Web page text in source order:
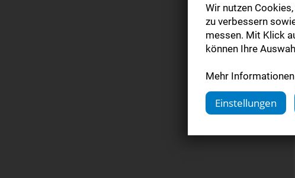
Wir nutzen
zu verbessern
messen. Mit Klick
können Ihre
Mehr
Einstellungen